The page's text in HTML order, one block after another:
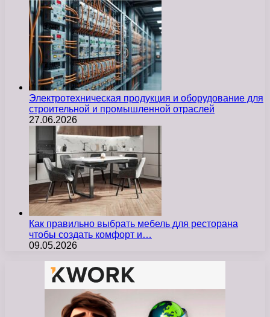
Электротехническая продукция и оборудование для
строительной и промышленной отраслей
27.06.2026
Как правильно выбрать мебель для ресторана
чтобы создать комфорт и…
09.05.2026